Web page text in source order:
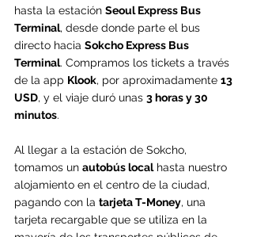
hasta la estación Seoul Express Bus
Terminal, desde donde parte el bus
directo hacia Sokcho Express Bus
Terminal. Compramos los tickets a través
de la app Klook, por aproximadamente 13
USD, y el viaje duró unas 3 horas y 30
minutos.
Al llegar a la estación de Sokcho,
tomamos un autobús local hasta nuestro
alojamiento en el centro de la ciudad,
pagando con la tarjeta T-Money, una
tarjeta recargable que se utiliza en la